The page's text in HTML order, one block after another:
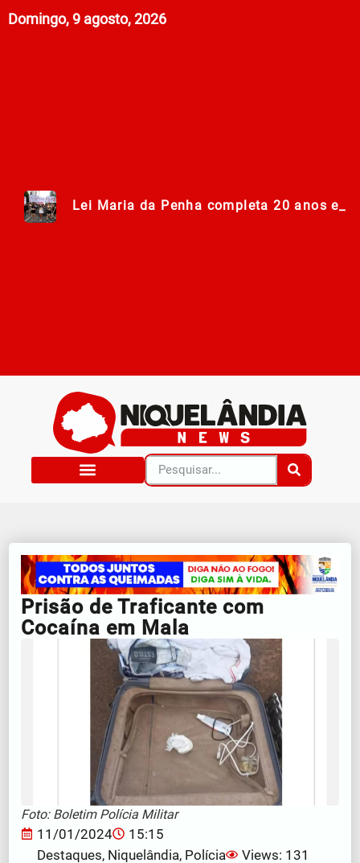
Domingo, 9 agosto, 2026
Lei Maria da Penha completa 20 anos
278ª Romaria do Muquém começa com
Centro Municipal de Apoio aos Romeiros
Polícia Militar de Goiás comemora 168
Prisão de Traficante com
Cocaína em Mala
Foto: Boletim Polícia Militar
11/01/2024
15:15
Destaques, Niquelândia, Polícia Views: 131